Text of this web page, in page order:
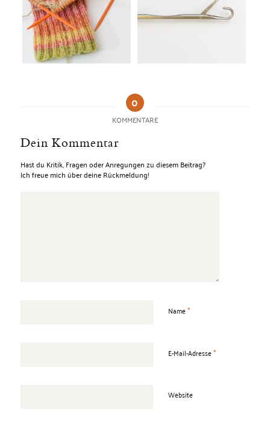
0
KOMMENTARE
Dein Kommentar
Hast du Kritik, Fragen oder Anregungen zu diesem Beitrag?
Ich freue mich über deine Rückmeldung!
Name*
E-Mail-Adresse*
Website